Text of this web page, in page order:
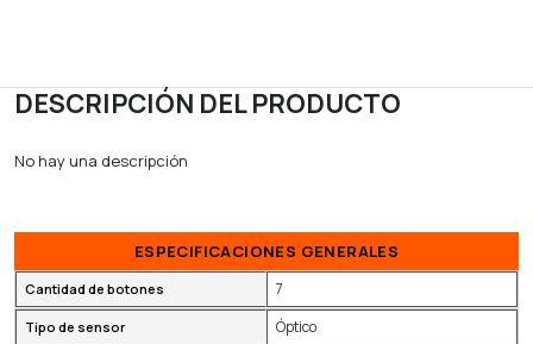
DESCRIPCIÓN DEL PRODUCTO
No hay una descripción
ESPECIFICACIONES GENERALES
Cantidad de botones 7
Tipo de sensor Óptico